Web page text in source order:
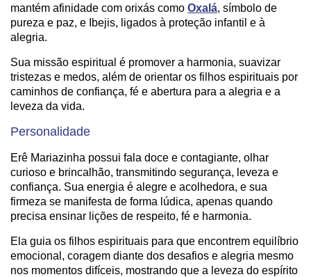
mantém afinidade com orixás como Oxalá, símbolo de
pureza e paz, e Ibejis, ligados à proteção infantil e à
alegria.
Sua missão espiritual é promover a harmonia, suavizar
tristezas e medos, além de orientar os filhos espirituais por
caminhos de confiança, fé e abertura para a alegria e a
leveza da vida.
Personalidade
Erê Mariazinha possui fala doce e contagiante, olhar
curioso e brincalhão, transmitindo segurança, leveza e
confiança. Sua energia é alegre e acolhedora, e sua
firmeza se manifesta de forma lúdica, apenas quando
precisa ensinar lições de respeito, fé e harmonia.
Ela guia os filhos espirituais para que encontrem equilíbrio
emocional, coragem diante dos desafios e alegria mesmo
nos momentos difíceis, mostrando que a leveza do espírito